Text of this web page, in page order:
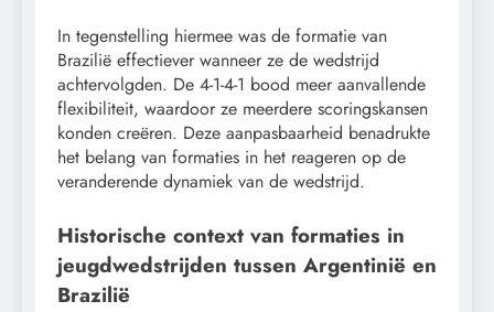
In tegenstelling hiermee was de formatie van
Brazilië effectiever wanneer ze de wedstrijd
achtervolgden. De 4-1-4-1 bood meer aanvallende
flexibiliteit, waardoor ze meerdere scoringskansen
konden creëren. Deze aanpasbaarheid benadrukte
het belang van formaties in het reageren op de
veranderende dynamiek van de wedstrijd.
Historische context van formaties in
jeugdwedstrijden tussen Argentinië en
Brazilië